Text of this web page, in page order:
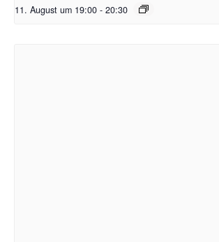
11. August um 19:00 - 20:30